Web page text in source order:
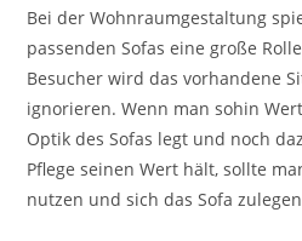
Bei der Wohnraumgestaltung
passenden Sofas eine große
Besucher wird das vorhandene
ignorieren. Wenn man sohin
Optik des Sofas legt und noch
Pflege seinen Wert hält, sollte
nutzen und sich das Sofa